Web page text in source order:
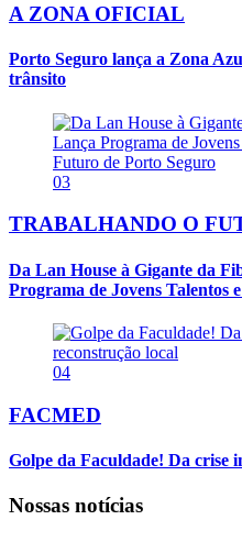
A ZONA OFICIAL
Porto Seguro lança a Zona
trânsito
03
TRABALHANDO O
Da Lan House à Gigante da
Programa de Jovens Talentos
04
FACMED
Golpe da Faculdade! Da crise
Nossas notícias